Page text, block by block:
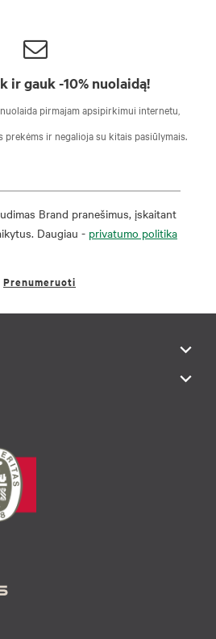
ir gauk -10% nuolaidą!
pirmajam apsipirkimui internetu,
ir negalioja su kitais pasiūlymais.
Brand pranešimus, įskaitant
Daugiau - privatumo politika
Prenumeruoti